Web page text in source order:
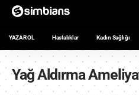
YAZAR OL Hastalıklar Kadın Sağlığı
Yağ Aldırma